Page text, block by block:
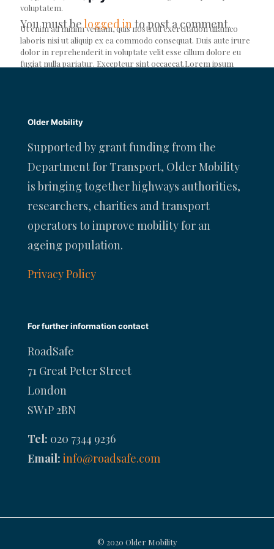
voluptatem.
Ut enim ad minim veniam, quis nostrud exercitation ullamco
laboris nisi ut aliquip ex ea commodo consequat. Duis aute irure
dolor in reprehenderit in voluptate velit esse cillum dolore eu
fugiat nulla pariatur. Excepteur sint occaecat.Lorem ipsum
reprehenderit in voluptate velit esse cillum dolore eu fugiat nulla
culpa qui officia .
You must belogged into post a comment.
Older Mobility
Supported by grant funding from the
Department for Transport, Older Mobility
is bringing together highways authorities,
researchers, charities and transport
operators to improve mobility for an
ageing population.
Privacy Policy
For further information contact
RoadSafe
71 Great Peter Street
London
SW1P 2BN
Tel: 020 7344 9236
Email: info@roadsafe.com
© 2020 Older Mobility